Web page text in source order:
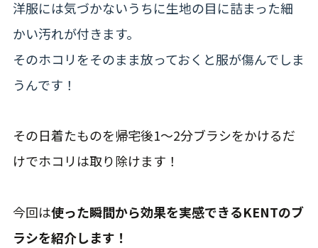
洋服には気づかないうちに生地の目に詰まった細
かい汚れが付きます。
そのホコリをそのまま放っておくと服が傷んでしま
うんです！
その日着たものを帰宅後1～2分ブラシをかけるだ
けでホコリは取り除けます！
今回は使った瞬間から効果を実感できるKENTのブ
ラシを紹介します！